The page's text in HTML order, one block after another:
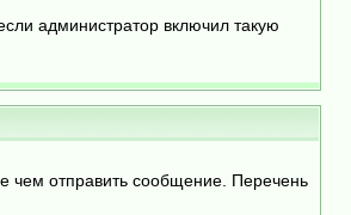
администратор включил такую
чем отправить сообщение. Перечень